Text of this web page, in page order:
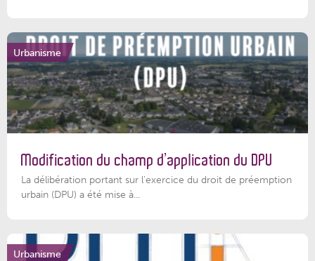
Urbanisme
Modification du champ d’application du DPU
La délibération portant sur l’exercice du droit de préemption
urbain (DPU) a été mise à...
Urbanisme